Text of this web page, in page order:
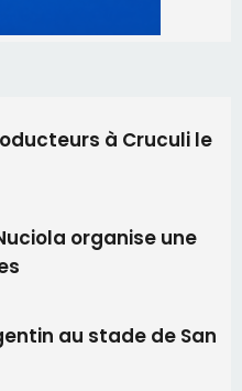
organise une
au stade de San
Marie et
du tournoi du